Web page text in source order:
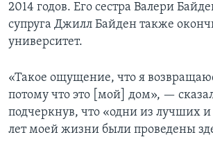
2014 годов. Его сестра Валери
супруга Джилл Байден также
университет.
«Такое ощущение, что я
потому что это [мой] дом», —
подчеркнув, что «одни из лучших
лет моей жизни были проведены